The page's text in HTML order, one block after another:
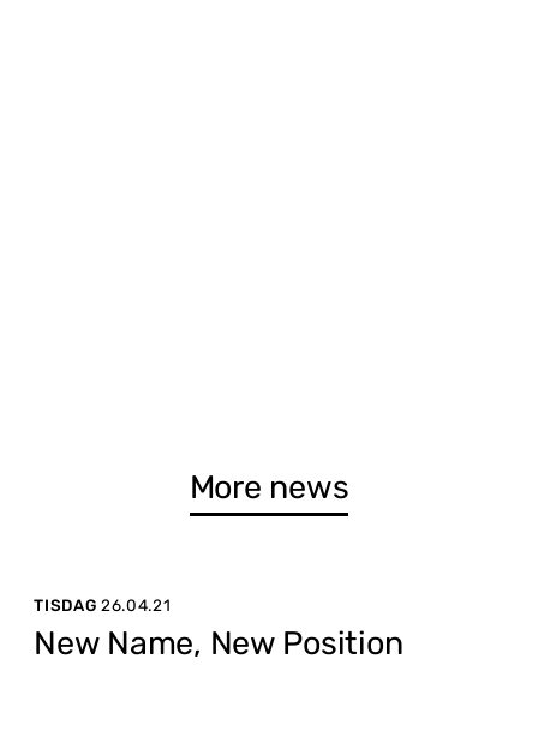
More news
TISDAG 26.04.21
New Name, New Position